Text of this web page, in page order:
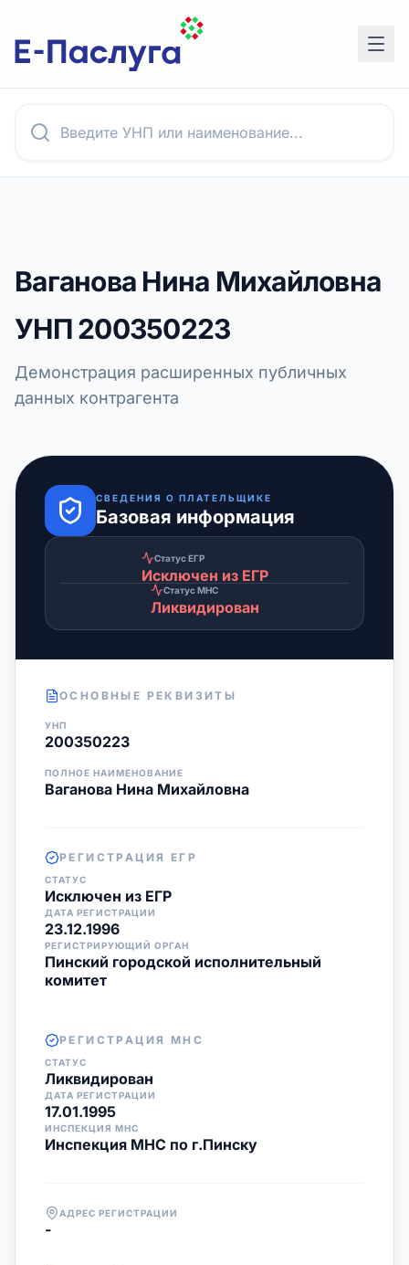
Ваганова Нина Михайловна
УНП200350223
Демонстрация расширенных публичных
данных контрагента
СВЕДЕНИЯ О ПЛАТЕЛЬЩИКЕ
Базовая информация
Статус ЕГР
Исключен из ЕГР
Статус МНС
Ликвидирован
ОСНОВНЫЕ РЕКВИЗИТЫ
УНП
200350223
ПОЛНОЕ НАИМЕНОВАНИЕ
Ваганова Нина Михайловна
РЕГИСТРАЦИЯ ЕГР
СТАТУС
Исключен из ЕГР
ДАТА РЕГИСТРАЦИИ
23.12.1996
РЕГИСТРИРУЮЩИЙ ОРГАН
Пинский городской исполнительный
комитет
РЕГИСТРАЦИЯ МНС
СТАТУС
Ликвидирован
ДАТА РЕГИСТРАЦИИ
17.01.1995
ИНСПЕКЦИЯ МНС
Инспекция МНС по г.Пинску
АДРЕС РЕГИСТРАЦИИ
-